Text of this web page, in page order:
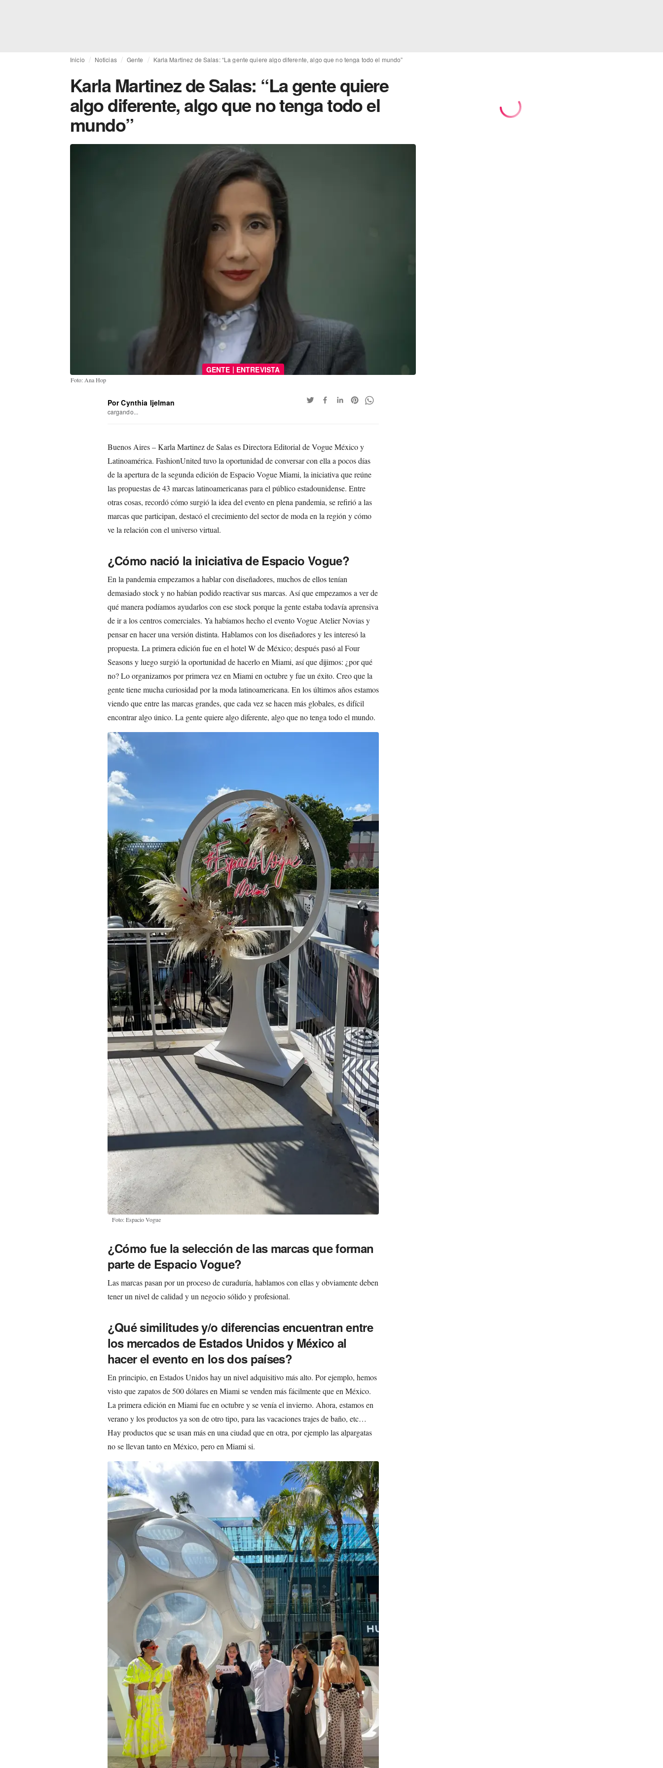
Inicio Noticias Gente Karla Martinez de Salas: “La gente quiere algo diferente, algo que no tenga todo el mundo”
Karla Martinez de Salas: “La gente quiere
algo diferente, algo que no tenga todo el
mundo”
GENTE | ENTREVISTA
Foto: Ana Hop
Por Cynthia Ijelman
cargando...
Buenos Aires – Karla Martinez de Salas es Directora Editorial de Vogue México y
Latinoamérica. FashionUnited tuvo la oportunidad de conversar con ella a pocos días
de la apertura de la segunda edición de Espacio Vogue Miami, la iniciativa que reúne
las propuestas de 43 marcas latinoamericanas para el público estadounidense. Entre
otras cosas, recordó cómo surgió la idea del evento en plena pandemia, se refirió a las
marcas que participan, destacó el crecimiento del sector de moda en la región y cómo
ve la relación con el universo virtual.
¿Cómo nació la iniciativa de Espacio Vogue?
En la pandemia empezamos a hablar con diseñadores, muchos de ellos tenían
demasiado stock y no habían podido reactivar sus marcas. Así que empezamos a ver de
qué manera podíamos ayudarlos con ese stock porque la gente estaba todavía aprensiva
de ir a los centros comerciales. Ya habíamos hecho el evento Vogue Atelier Novias y
pensar en hacer una versión distinta. Hablamos con los diseñadores y les interesó la
propuesta. La primera edición fue en el hotel W de México; después pasó al Four
Seasons y luego surgió la oportunidad de hacerlo en Miami, así que dijimos: ¿por qué
no? Lo organizamos por primera vez en Miami en octubre y fue un éxito. Creo que la
gente tiene mucha curiosidad por la moda latinoamericana. En los últimos años estamos
viendo que entre las marcas grandes, que cada vez se hacen más globales, es difícil
encontrar algo único. La gente quiere algo diferente, algo que no tenga todo el mundo.
Foto: Espacio Vogue
¿Cómo fue la selección de las marcas que forman
parte de Espacio Vogue?
Las marcas pasan por un proceso de curaduría, hablamos con ellas y obviamente deben
tener un nivel de calidad y un negocio sólido y profesional.
¿Qué similitudes y/o diferencias encuentran entre
los mercados de Estados Unidos y México al
hacer el evento en los dos países?
En principio, en Estados Unidos hay un nivel adquisitivo más alto. Por ejemplo, hemos
visto que zapatos de 500 dólares en Miami se venden más fácilmente que en México.
La primera edición en Miami fue en octubre y se venía el invierno. Ahora, estamos en
verano y los productos ya son de otro tipo, para las vacaciones trajes de baño, etc…
Hay productos que se usan más en una ciudad que en otra, por ejemplo las alpargatas
no se llevan tanto en México, pero en Miami si.